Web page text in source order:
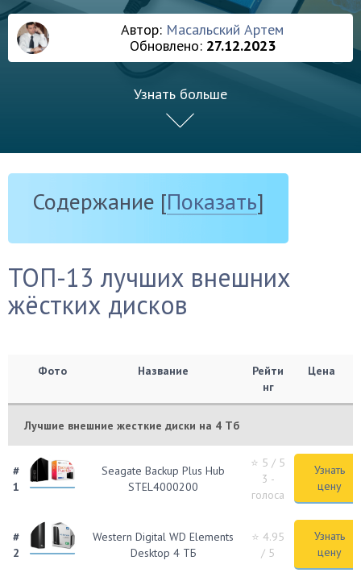
Автор: Масальский Артем
Обновлено: 27.12.2023
Узнать больше
Содержание [Показать]
ТОП-13 лучших внешних
жёстких дисков
Фото Название
Рейти
нг
Цена
Лучшие внешние жесткие диски на 4 Тб
#
1
Seagate Backup Plus Hub
STEL4000200
⭐ 5 / 5
3 -
голоса
Узнать
цену
#
2
Western Digital WD Elements
Desktop 4 ТБ
⭐ 4.95
/ 5
Узнать
цену